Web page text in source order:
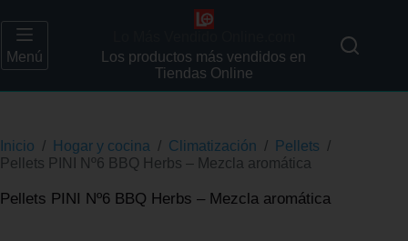
Menú
Los productos más vendidos en
Tiendas Online
Inicio / Hogar y cocina / Climatización / Pellets /
Pellets PINI Nº6 BBQ Herbs – Mezcla aromática
Pellets PINI Nº6 BBQ Herbs – Mezcla aromática